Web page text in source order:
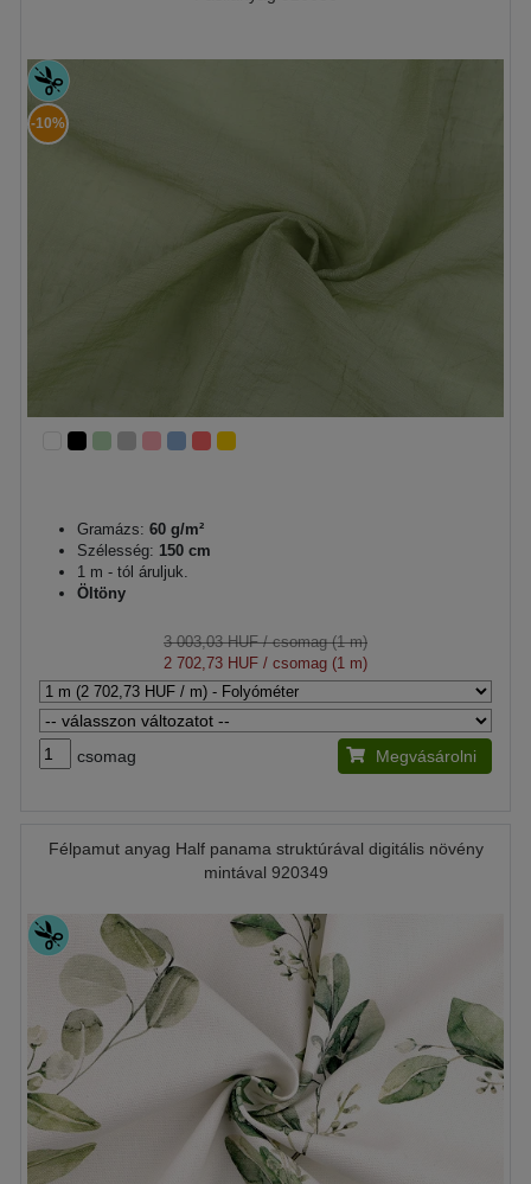
-10%
Gramázs: 60 g/m²
Szélesség: 150 cm
1 m - tól áruljuk.
Öltöny
3 003,03 HUF/ csomag (1 m)
2 702,73 HUF / csomag (1 m)
csomag Megvásárolni
Félpamut anyag Half panama struktúrával digitális növény
mintával 920349